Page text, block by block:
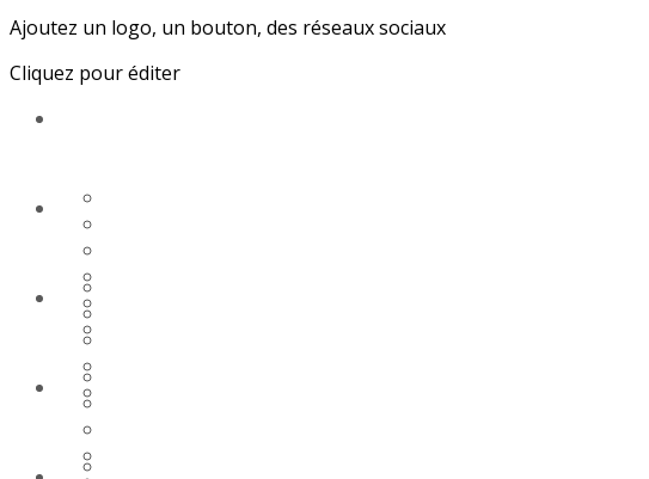
Ajoutez un logo, un bouton, des réseaux sociaux
Cliquez pour éditer